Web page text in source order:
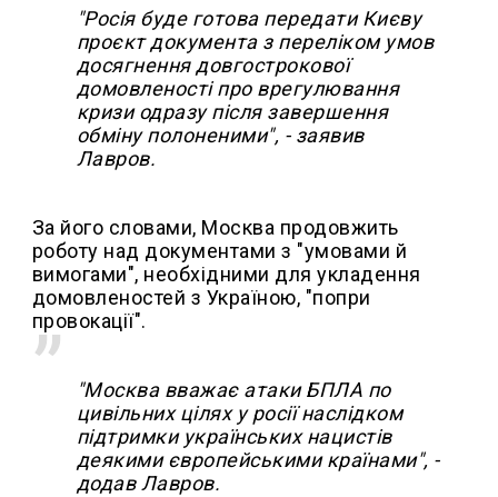
"Росія буде готова передати Києву
проєкт документа з переліком умов
досягнення довгострокової
домовленості про врегулювання
кризи одразу після завершення
обміну полоненими", - заявив
Лавров.
За його словами, Москва продовжить
роботу над документами з "умовами й
вимогами", необхідними для укладення
домовленостей з Україною, "попри
провокації".
"Москва вважає атаки БПЛА по
цивільних цілях у росії наслідком
підтримки українських нацистів
деякими європейськими країнами", -
додав Лавров.